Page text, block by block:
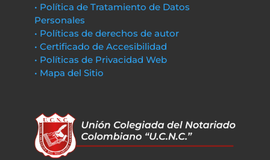
• Política de Tratamiento de Datos
Personales
• Políticas de derechos de autor
• Certificado de Accesibilidad
• Políticas de Privacidad Web
• Mapa del Sitio